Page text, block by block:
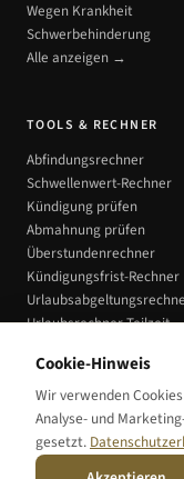
Wegen Krankheit
Schwerbehinderung
Alle anzeigen →
TOOLS & RECHNER
Abfindungsrechner
Schwellenwert-Rechner
Kündigung prüfen
Abmahnung prüfen
Überstundenrechner
Kündigungsfrist-Rechner
Urlaubsrechner Teilzeit
DatenschutzImpressum
Cookie-Hinweis
Wir verwenden
Analyse- und
gesetzt.